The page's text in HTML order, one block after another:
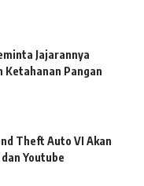
Jajarannya
Ketahanan Pangan
Theft Auto VI Akan
Youtube